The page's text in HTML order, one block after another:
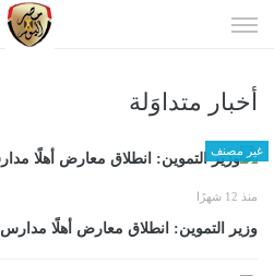
الى
أخبار متداوَلة
غير مصنف
منذ 12 شهرًا
وزير التموين: انطلاق معارض أهلًا مدارس 2025 اعتبارا من 1 سبتمبر